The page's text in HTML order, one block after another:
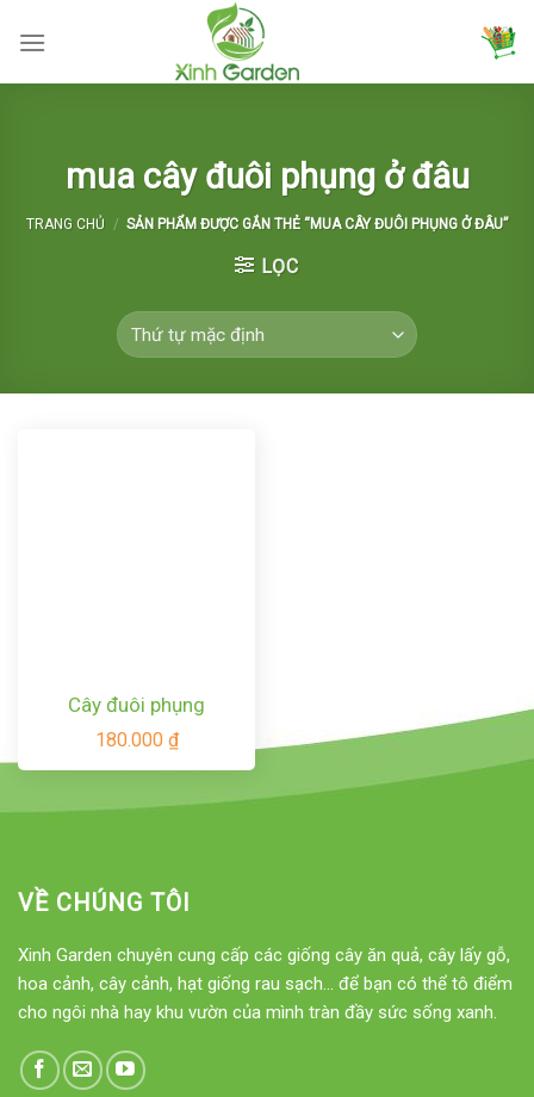
mua cây đuôi phụng ở đâu
TRANG CHỦ / SẢN PHẨM ĐƯỢC GẮN THẺ “MUA CÂY ĐUÔI PHỤNG Ở ĐÂU”
LỌC
Cây đuôi phụng
180.000 ₫
VỀ CHÚNG TÔI
Xinh Garden chuyên cung cấp các giống cây ăn quả, cây lấy gỗ,
hoa cảnh, cây cảnh, hạt giống rau sạch... để bạn có thể tô điểm
cho ngôi nhà hay khu vườn của mình tràn đầy sức sống xanh.